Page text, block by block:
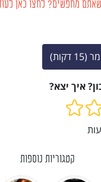
מחפשים? לחצו כאן
דקות)
איך יצא?
קטגוריות נוספות